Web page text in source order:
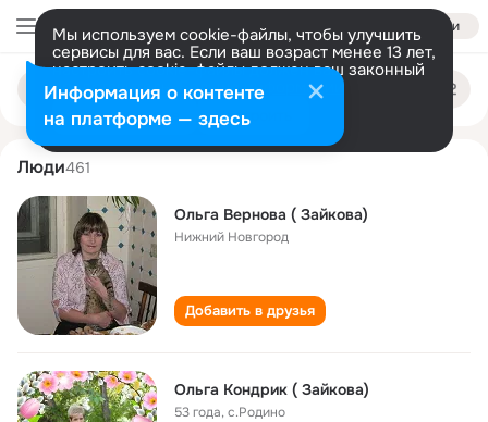
Войти
Мы используем cookie-файлы, чтобы улучшить
сервисы для вас. Если ваш возраст менее 13 лет,
настроить cookie-файлы должен ваш законный
представитель. Больше информации
Разрешить все Настроить
Поиск
людям
olga zaykova
Люди461
Ольга Вернова ( Зайкова)
Нижний Новгород
Добавить в друзья
Ольга Кондрик ( Зайкова)
53 года,с.Родино
Информация о контенте
на платформе — здесь